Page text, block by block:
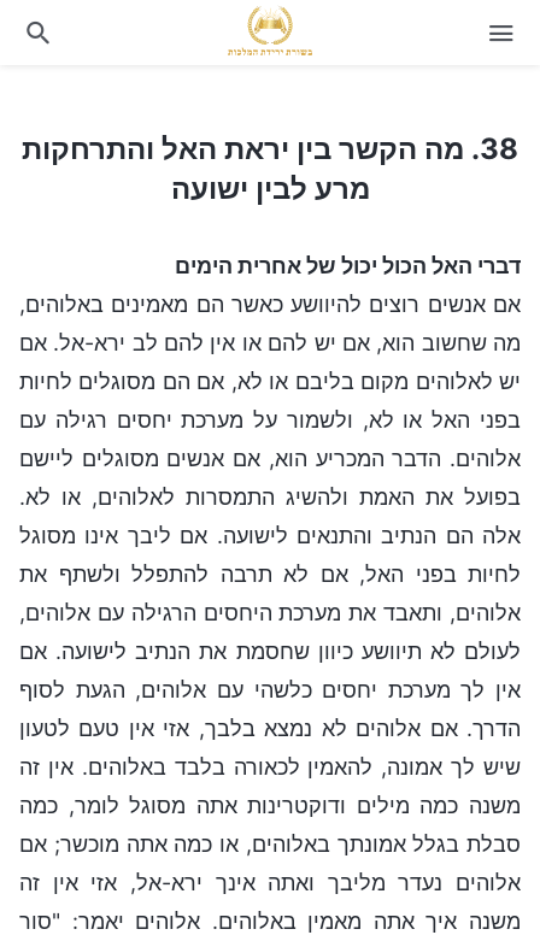
38. מה הקשר בין יראת האל והתרחקות מרע לבין ישועה
38. מה הקשר בין יראת האל והתרחקות
מרע לבין ישועה
דברי האל הכול יכול של אחרית הימים
אם אנשים רוצים להיוושע כאשר הם מאמינים באלוהים,
מה שחשוב הוא, אם יש להם או אין להם לב ירא-אל. אם
יש לאלוהים מקום בליבם או לא, אם הם מסוגלים לחיות
בפני האל או לא, ולשמור על מערכת יחסים רגילה עם
אלוהים. הדבר המכריע הוא, אם אנשים מסוגלים ליישם
בפועל את האמת ולהשיג התמסרות לאלוהים, או לא.
אלה הם הנתיב והתנאים לישועה. אם ליבך אינו מסוגל
לחיות בפני האל, אם לא תרבה להתפלל ולשתף את
אלוהים, ותאבד את מערכת היחסים הרגילה עם אלוהים,
לעולם לא תיוושע כיוון שחסמת את הנתיב לישועה. אם
אין לך מערכת יחסים כלשהי עם אלוהים, הגעת לסוף
הדרך. אם אלוהים לא נמצא בלבך, אזי אין טעם לטעון
שיש לך אמונה, להאמין לכאורה בלבד באלוהים. אין זה
משנה כמה מילים ודוקטרינות אתה מסוגל לומר, כמה
סבלת בגלל אמונתך באלוהים, או כמה אתה מוכשר; אם
אלוהים נעדר מליבך ואתה אינך ירא-אל, אזי אין זה
משנה איך אתה מאמין באלוהים. אלוהים יאמר: "סור